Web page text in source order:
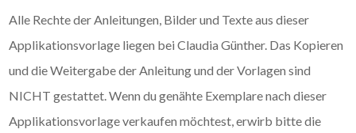
Alle Rechte der Anleitungen, Bilder und Texte aus dieser
Applikationsvorlage liegen bei Claudia Günther. Das Kopieren
und die Weitergabe der Anleitung und der Vorlagen sind
NICHT gestattet. Wenn du genähte Exemplare nach dieser
Applikationsvorlage verkaufen möchtest, erwirb bitte die